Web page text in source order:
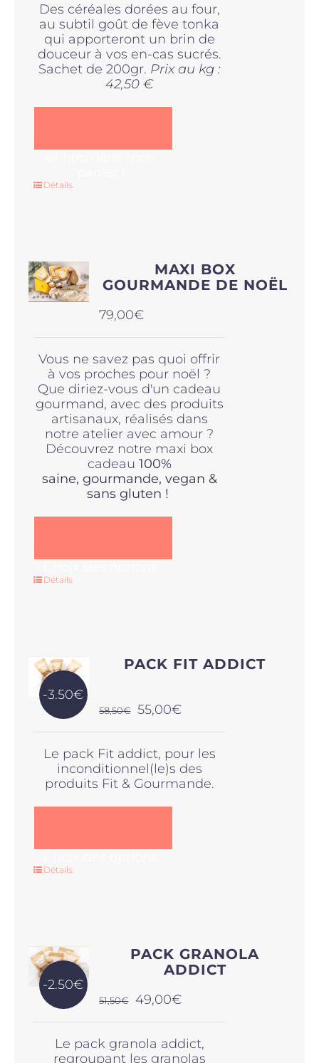
Des céréales dorées au four,
au subtil goût de fève tonka
qui apporteront un brin de
douceur à vos en-cas sucrés.
Sachet de 200gr. Prix au kg :
42,50 €
Détails
MAXI BOX
GOURMANDE DE NOËL
79,00€
Vous ne savez pas quoi offrir
à vos proches pour noël ?
Que diriez-vous d'un cadeau
gourmand, avec des produits
artisanaux, réalisés dans
notre atelier avec amour ?
Découvrez notre maxi box
cadeau 100%
saine, gourmande, vegan &
sans gluten !
options
peuvent
choisies
sur
la
page
du
produit
Détails
-3.50€
PACK FIT ADDICT
58,50€
Le
était :
58,50€.
55,00€Le
est :
55,00€.
Le pack Fit addict, pour les
inconditionnel(le)s des
produits Fit & Gourmande.
options
peuvent
être
choisies
sur
la
page
du
Détails
-2.50€
PACK GRANOLA
ADDICT
51,50€
Le
était :
51,50€.
49,00€Le
est :
49,00€.
Le pack granola addict,
regroupant les granolas